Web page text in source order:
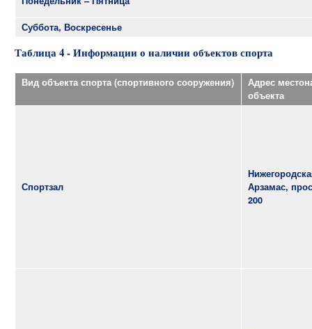
Суббота, Воскресенье
Таблица 4 - Информации о наличии объектов спорта
Вид объекта спорта (спортивного сооружения)
Адрес
объекта
Спортзал
Арзамас,
200